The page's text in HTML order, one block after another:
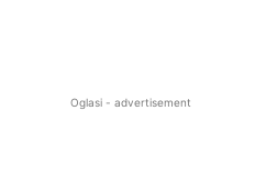
Oglasi - advertisement